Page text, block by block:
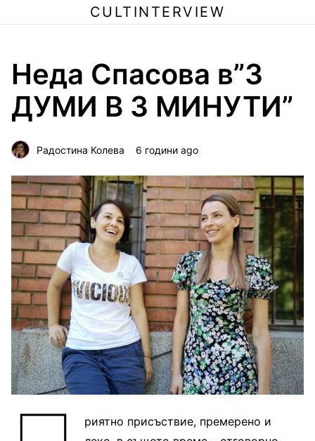
CULTINTERVIEW
Неда Спасова в”3
ДУМИ В 3 МИНУТИ”
Радостина Колева 6 години ago
риятно присъствие, премерено и